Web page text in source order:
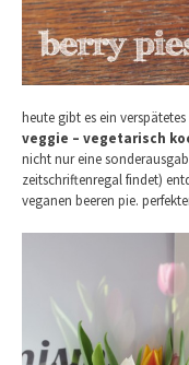
heute gibt es ein
veggie – vegetarisch
nicht nur eine
zeitschriftenregal findet)
veganen beeren pie.